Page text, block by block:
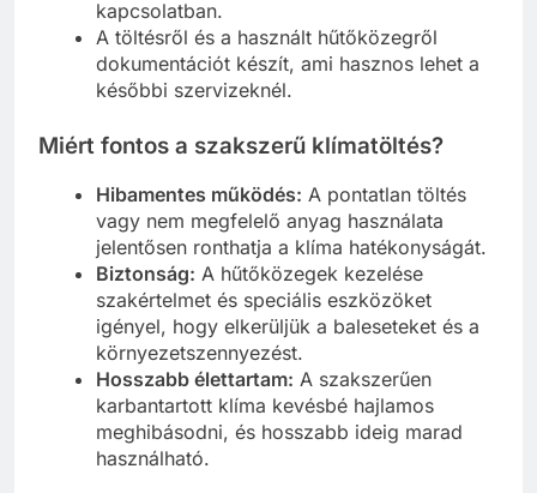
kapcsolatban.
A töltésről és a használt hűtőközegről
dokumentációt készít, ami hasznos lehet a
későbbi szervizeknél.
Miért fontos a szakszerű klímatöltés?
Hibamentes működés: A pontatlan töltés
vagy nem megfelelő anyag használata
jelentősen ronthatja a klíma hatékonyságát.
Biztonság: A hűtőközegek kezelése
szakértelmet és speciális eszközöket
igényel, hogy elkerüljük a baleseteket és a
környezetszennyezést.
Hosszabb élettartam: A szakszerűen
karbantartott klíma kevésbé hajlamos
meghibásodni, és hosszabb ideig marad
használható.